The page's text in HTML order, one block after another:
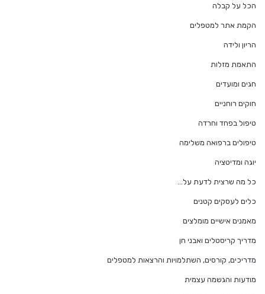
הכל על קבלה
הקמת אתר למטפלים
הריון ולידה
התאמת מזלות
חגים ומועדים
חוקים רוחניים
טיפול בפחד וחרדה
טיפולים ברפואה משלימה
יוגה ומדיטציה
כל מה שרצית לדעת על…
כלים לעסקים קטנים
מאמנים אישיים מומלצים
מדריך קריסטלים ואבני חן
מדריכים, קורסים, השתלמויות והרצאות למטפלים
מודעות והגשמה עצמית